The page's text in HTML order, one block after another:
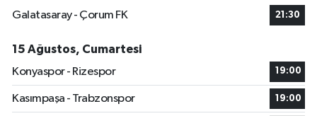
Galatasaray - Çorum FK
21:30
15 Ağustos, Cumartesi
Konyaspor - Rizespor
19:00
Kasımpaşa - Trabzonspor 19:00